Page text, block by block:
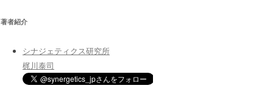
著者紹介
シナジェティクス研究所
梶川泰司